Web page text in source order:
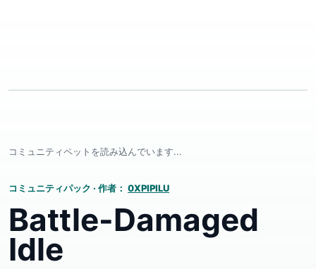
コミュニティペットを読み込んでいます...
コミュニティパック · 作者： 0XPIPILU
Battle-Damaged
Idle